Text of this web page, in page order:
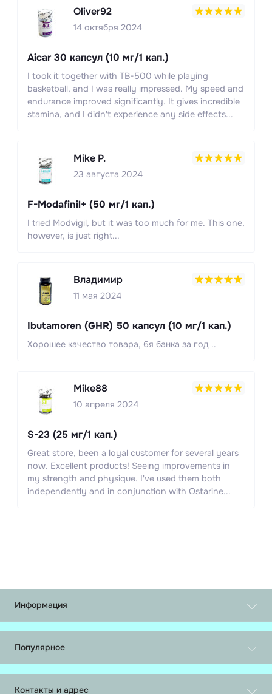
Oliver92
14 октября 2024
Aicar 30 капсул (10 мг/1 кап.)
I took it together with TB-500 while playing
basketball, and I was really impressed. My speed and
endurance improved significantly. It gives incredible
stamina, and I didn't experience any side effects...
Mike P.
23 августа 2024
F-Modafinil+ (50 мг/1 кап.)
I tried Modvigil, but it was too much for me. This one,
however, is just right...
Владимир
11 мая 2024
Ibutamoren (GHR) 50 капсул (10 мг/1 кап.)
Хорошее качество товара, 6я банка за год ..
Mike88
10 апреля 2024
S-23 (25 мг/1 кап.)
Great store, been a loyal customer for several years
now. Excellent products! Seeing improvements in
my strength and physique. I've used them both
independently and in conjunction with Ostarine...
Информация
Обмен и возврат
О нас
Политика конфиденциальности
Связаться с нами
Популярное
Таблетки
Инъекции
Контакты и адрес